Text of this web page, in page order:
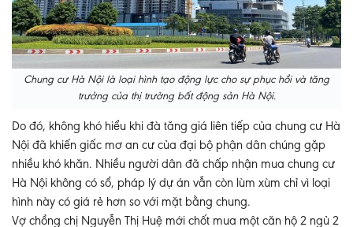
Chung cư Hà Nội là loại hình tạo động lực cho sự phục hồi và tăng
trưởng của thị trường bất động sản Hà Nội.
Do đó, không khó hiểu khi đà tăng giá liên tiếp của chung cư Hà
Nội đã khiến giấc mơ an cư của đại bộ phận dân chúng gặp
nhiều khó khăn. Nhiều người dân đã chấp nhận mua chung cư
Hà Nội không có sổ, pháp lý dự án vẫn còn lùm xùm chỉ vì loại
hình này có giá rẻ hơn so với mặt bằng chung.
Vợ chồng chị Nguyễn Thị Huệ mới chốt mua một căn hộ 2 ngủ 2